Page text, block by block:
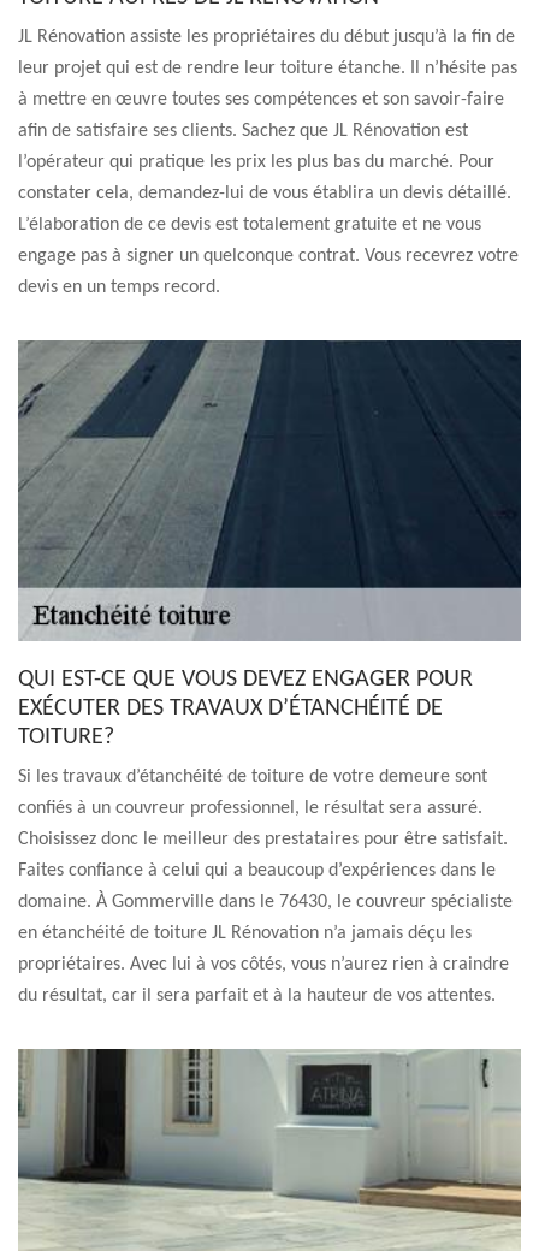
JL Rénovation assiste les propriétaires du début jusqu’à la fin de
leur projet qui est de rendre leur toiture étanche. Il n’hésite pas
à mettre en œuvre toutes ses compétences et son savoir-faire
afin de satisfaire ses clients. Sachez que JL Rénovation est
l’opérateur qui pratique les prix les plus bas du marché. Pour
constater cela, demandez-lui de vous établira un devis détaillé.
L’élaboration de ce devis est totalement gratuite et ne vous
engage pas à signer un quelconque contrat. Vous recevrez votre
devis en un temps record.
QUI EST-CE QUE VOUS DEVEZ ENGAGER POUR
EXÉCUTER DES TRAVAUX D’ÉTANCHÉITÉ DE
TOITURE?
Si les travaux d’étanchéité de toiture de votre demeure sont
confiés à un couvreur professionnel, le résultat sera assuré.
Choisissez donc le meilleur des prestataires pour être satisfait.
Faites confiance à celui qui a beaucoup d’expériences dans le
domaine. À Gommerville dans le 76430, le couvreur spécialiste
en étanchéité de toiture JL Rénovation n’a jamais déçu les
propriétaires. Avec lui à vos côtés, vous n’aurez rien à craindre
du résultat, car il sera parfait et à la hauteur de vos attentes.